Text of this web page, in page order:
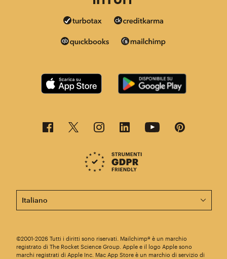
Questa pagina è ora disponibile in altre lingue.
©2001-2026 Tutti i diritti sono riservati. Mailchimp® è un marchio
registrato di The Rocket Science Group. Apple e il logo Apple sono
marchi registrati di Apple Inc. Mac App Store è un marchio di servizio di